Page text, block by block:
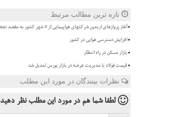
تازه ترین مطالب مرتبط
آغاز پروازهای اربعین شرکتهای هواپیمایی از 5 شهر کشور به مقصد نجف
افزایش دسترسی هوایی در کشور
بازار مسکن در راه انتظار
قیمت فولاد با مدیریت عرضه در بازار بورس تعدیل شد
نظرات بینندگان در مورد این مطلب
لطفا شما هم در مورد این مطلب نظر دهید